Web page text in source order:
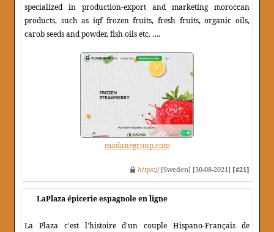
specialized in production-export and marketing moroccan
products, such as iqf frozen fruits, fresh fruits, organic oils,
carob seeds and powder, fish oils etc. ….
madanegroup.com
https:// [Sweden] [30-08-2021] [#21]
LaPlaza épicerie espagnole en ligne
La Plaza c'est l'histoire d'un couple Hispano-Français de